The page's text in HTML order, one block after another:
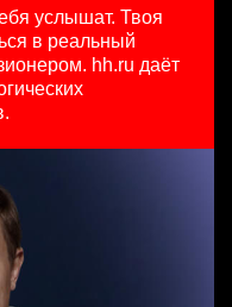
услышат. Твоя
в реальный
hh.ru даёт